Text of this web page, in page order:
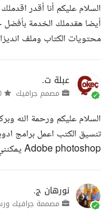
السلام عليكم أنا أقدر
أيضا هقدملك الخدمة
محتويات الكتاب وملف
عبلة ت.
مصمم جرافيك
السلام عليكم ورحمة الله
Adobe photoshop يمكنني تجهيز طلبكم...
نورهان ج.
مصممة جرافيك